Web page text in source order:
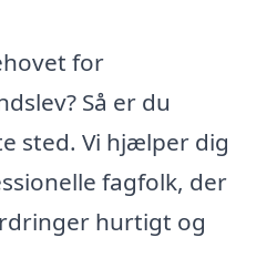
for
Så er du
sted. Vi hjælper dig
fagfolk, der
hurtigt og